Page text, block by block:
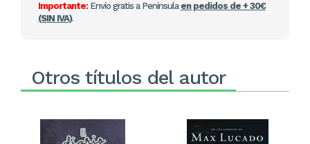
Importante:Envío gratis a Península en pedidos de + 30€
(SIN IVA).
Otros títulos del autor